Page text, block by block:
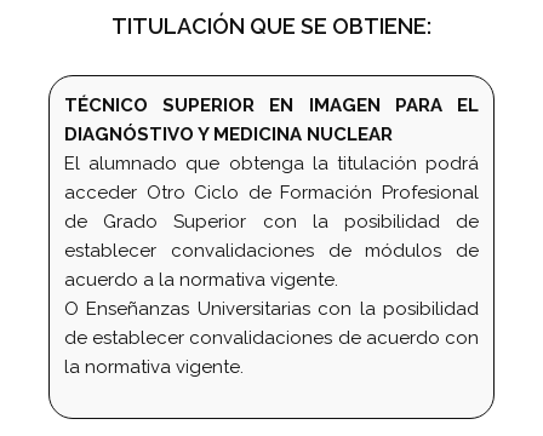
TITULACIÓN QUE SE OBTIENE:
TÉCNICO SUPERIOR EN IMAGEN PARA EL
DIAGNÓSTIVO Y MEDICINA NUCLEAR
El alumnado que obtenga la titulación podrá
acceder Otro Ciclo de Formación Profesional
de Grado Superior con la posibilidad de
establecer convalidaciones de módulos de
acuerdo a la normativa vigente.
O Enseñanzas Universitarias con la posibilidad
de establecer convalidaciones de acuerdo con
la normativa vigente.